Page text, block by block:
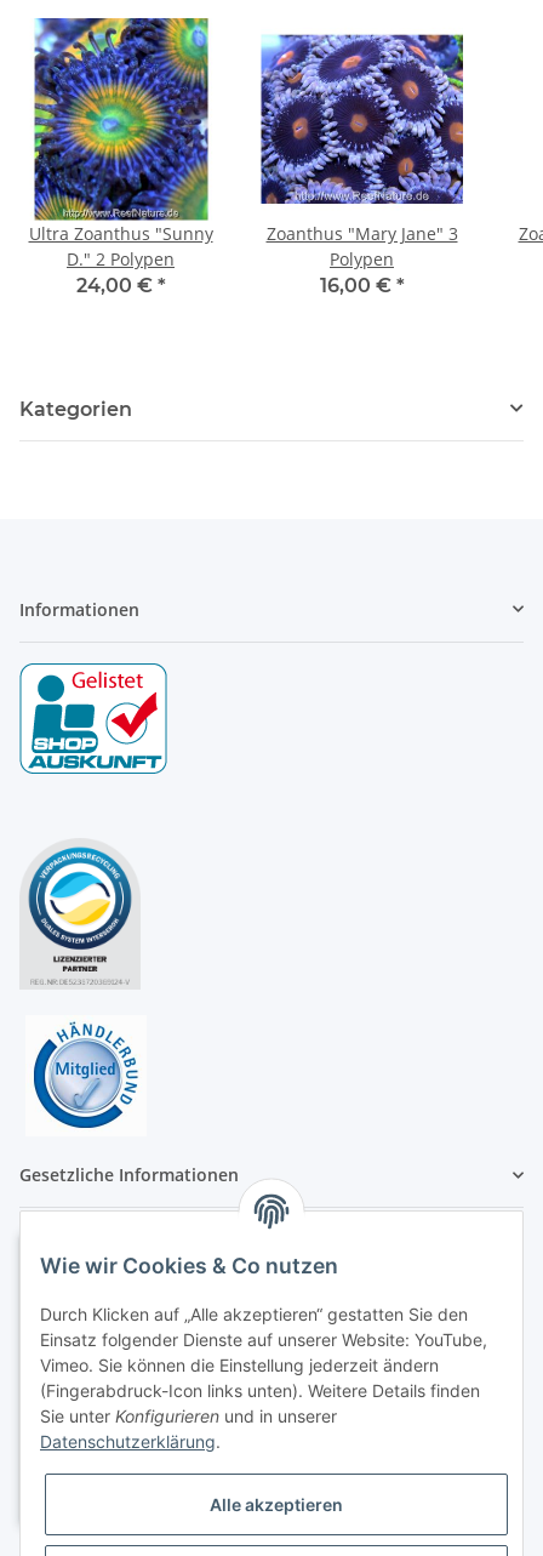
Ultra Zoanthus "Sunny
D." 2 Polypen
24,00 € *
Zoanthus "Mary Jane" 3
Polypen
16,00 € *
Kategorien
Informationen
Gesetzliche Informationen
Wie wir Cookies & Co nutzen
Durch Klicken auf „Alle akzeptieren“ gestatten Sie den
Einsatz folgender Dienste auf unserer Website: YouTube,
Vimeo. Sie können die Einstellung jederzeit ändern
(Fingerabdruck-Icon links unten). Weitere Details finden
Sie unter Konfigurieren und in unserer
Datenschutzerklärung.
Alle akzeptieren